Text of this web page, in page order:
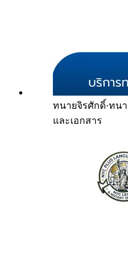
ทนายจิรศักดิ์·ทน
และเอกสาร